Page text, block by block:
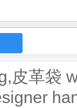
皮革袋